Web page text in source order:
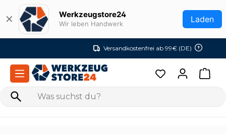
Zum Hauptinhalt springen
✕ Werkzeugstore24
Wir leben Handwerk Laden
Versandkostenfrei ab 99€ (DE)